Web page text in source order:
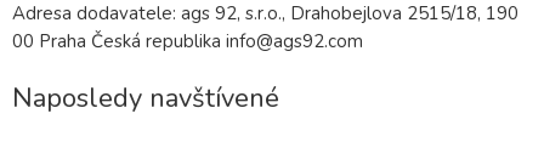
Adresa dodavatele: ags 92, s.r.o., Drahobejlova 2515/18, 190
00 Praha Česká republika info@ags92.com
Naposledy navštívené